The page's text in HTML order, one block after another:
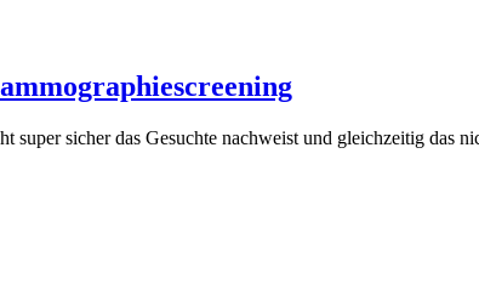
sicher das Gesuchte nachweist und gleichzeitig das